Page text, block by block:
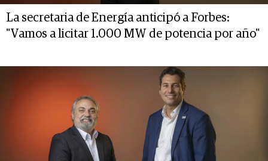
La secretaria de Energía anticipó a Forbes:
"Vamos a licitar 1.000 MW de potencia por año"